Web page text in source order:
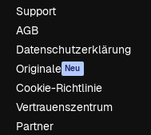
Support
AGB
Datenschutzerklärung
Originale Neu
Cookie-Richtlinie
Vertrauenszentrum
Partner